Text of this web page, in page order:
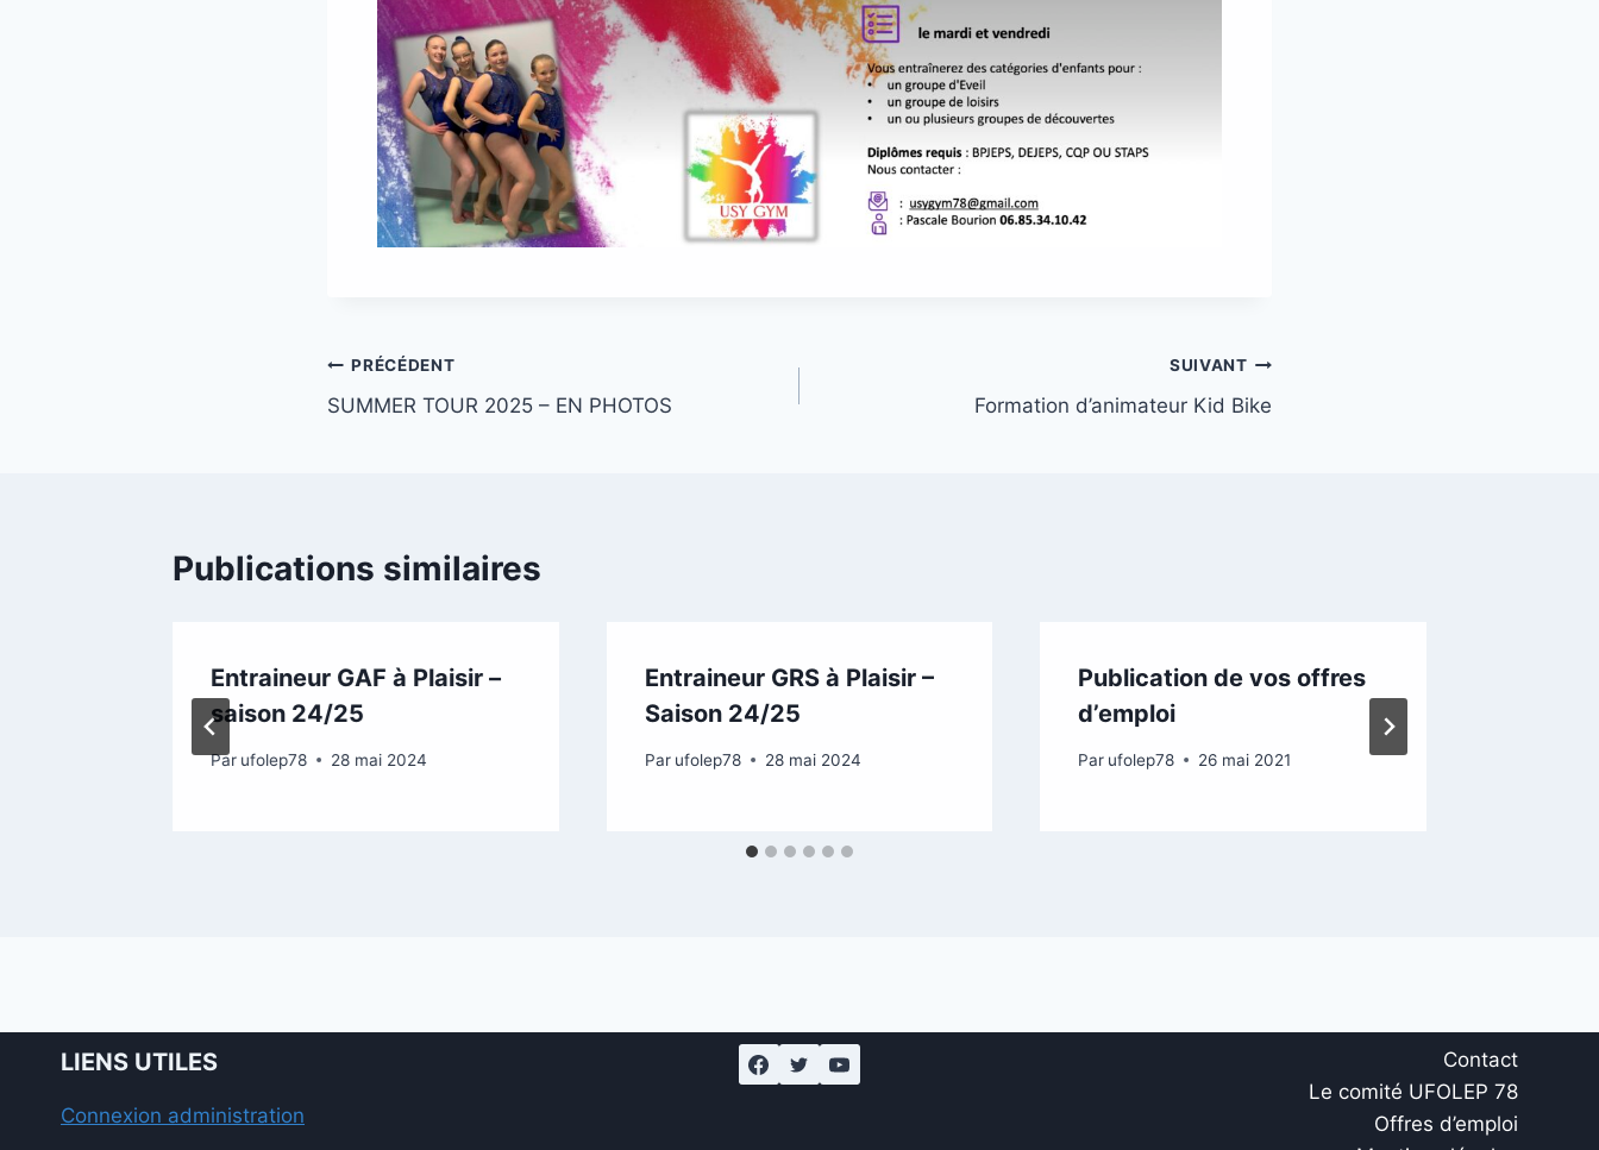
PRÉCÉDENT
SUMMER TOUR 2025 – EN PHOTOS
SUIVANT
Formation d’animateur Kid Bike
Publications similaires
Entraineur GAF à Plaisir –
saison 24/25
Par ufolep78 28 mai 2024
Entraineur GRS à Plaisir –
Saison 24/25
Par ufolep78 28 mai 2024
Publication de vos offres
d’emploi
Par ufolep78 26 mai 2021
LIENS UTILES
Connexion administration
Contact
Le comité UFOLEP 78
Offres d’emploi